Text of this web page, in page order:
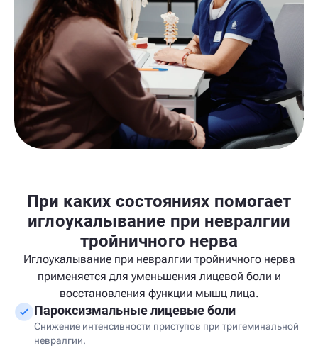
При каких состояниях помогает
иглоукалывание при невралгии
тройничного нерва
Иглоукалывание при невралгии тройничного нерва
применяется для уменьшения лицевой боли и
восстановления функции мышц лица.
Пароксизмальные лицевые боли
Снижение интенсивности приступов при тригеминальной
невралгии.